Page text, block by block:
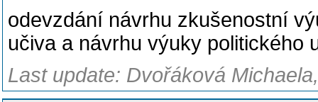
odevzdání návrhu zkušenostní
učiva a návrhu výuky politického
Last update: Dvořáková